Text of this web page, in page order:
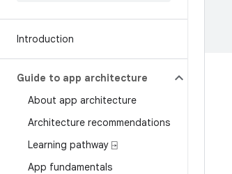
Introduction
Guide to app architecture
About app architecture
Architecture recommendations
Learning pathway ⍈
App fundamentals